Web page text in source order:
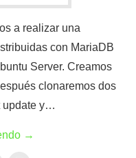
a realizar una
con MariaDB
Server. Creamos
clonaremos dos
update y…
→